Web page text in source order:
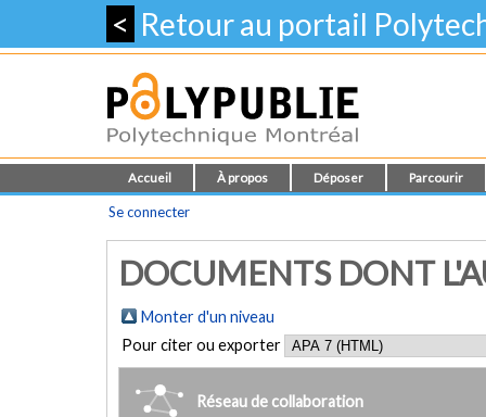
< Retour au portail
Accueil À propos Déposer Parcourir
Se connecter
DOCUMENTS DONT
Monter d'un niveau
Pour citer ou exporter
Réseau de collaboration